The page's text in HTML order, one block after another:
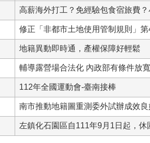
高薪海外打工？免經驗包食宿旅費
修正「非都市土地使用管制規則」
地籍異動即時通，產權保障好輕鬆
輔導露營場合法化 內政部有條件放
112年全國運動會-臺南接棒
南市推動地籍圖重測委外試辦成效
左鎮化石園區自111年9月1日起，休